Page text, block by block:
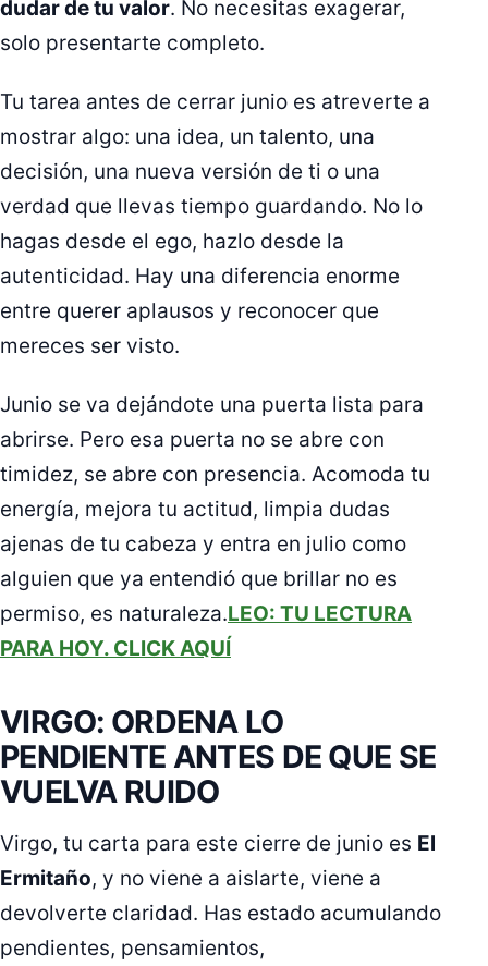
dudar de tu valor. No necesitas exagerar,
solo presentarte completo.
Tu tarea antes de cerrar junio es atreverte a
mostrar algo: una idea, un talento, una
decisión, una nueva versión de ti o una
verdad que llevas tiempo guardando. No lo
hagas desde el ego, hazlo desde la
autenticidad. Hay una diferencia enorme
entre querer aplausos y reconocer que
mereces ser visto.
Junio se va dejándote una puerta lista para
abrirse. Pero esa puerta no se abre con
timidez, se abre con presencia. Acomoda tu
energía, mejora tu actitud, limpia dudas
ajenas de tu cabeza y entra en julio como
alguien que ya entendió que brillar no es
permiso, es naturaleza.LEO: TU LECTURA
PARA HOY. CLICK AQUÍ
VIRGO: ORDENA LO
PENDIENTE ANTES DE QUE SE
VUELVA RUIDO
Virgo, tu carta para este cierre de junio es El
Ermitaño, y no viene a aislarte, viene a
devolverte claridad. Has estado acumulando
pendientes, pensamientos,